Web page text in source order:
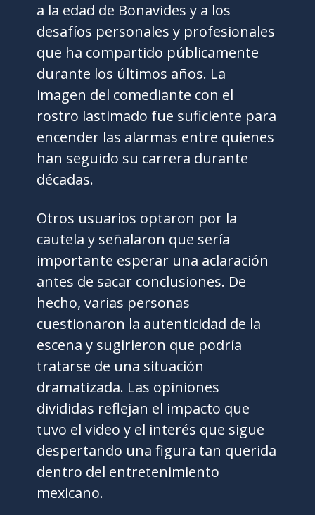
a la edad de Bonavides y a los
desafíos personales y profesionales
que ha compartido públicamente
durante los últimos años. La
imagen del comediante con el
rostro lastimado fue suficiente para
encender las alarmas entre quienes
han seguido su carrera durante
décadas.
Otros usuarios optaron por la
cautela y señalaron que sería
importante esperar una aclaración
antes de sacar conclusiones. De
hecho, varias personas
cuestionaron la autenticidad de la
escena y sugirieron que podría
tratarse de una situación
dramatizada. Las opiniones
divididas reflejan el impacto que
tuvo el video y el interés que sigue
despertando una figura tan querida
dentro del entretenimiento
mexicano.